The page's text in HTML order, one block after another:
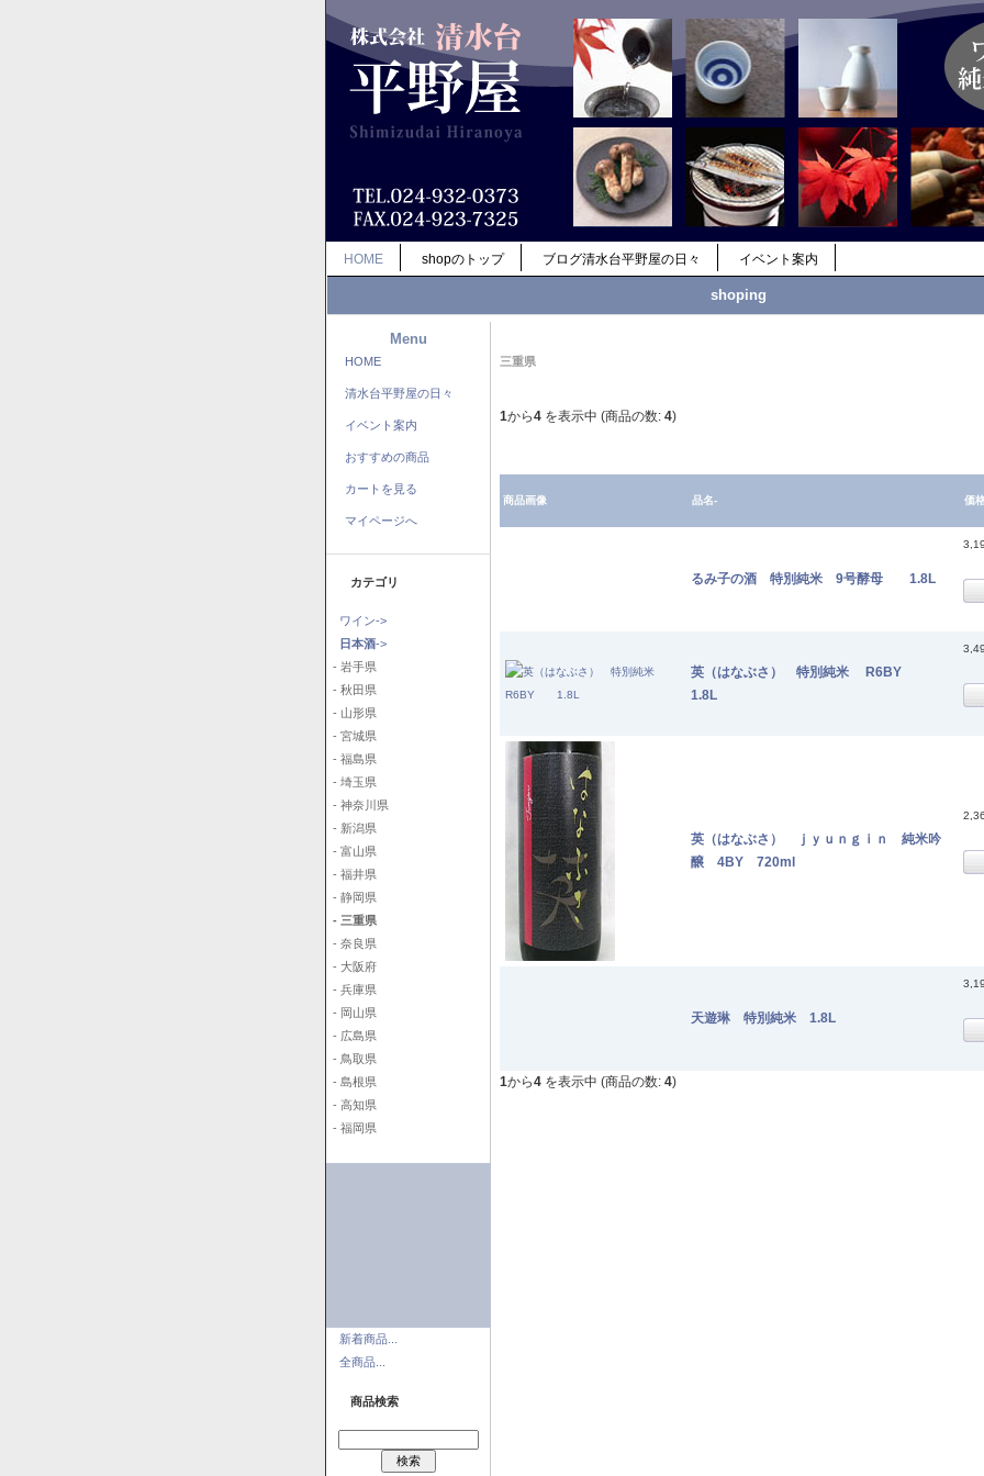
HOME shopのトップ ブログ清水台平野屋の日々 イベント案内
shoping
Menu
HOME
清水台平野屋の日々
イベント案内
おすすめの商品
カートを見る
マイページへ
カテゴリ
ワイン->
日本酒->
- 岩手県
- 秋田県
- 山形県
- 宮城県
- 福島県
- 埼玉県
- 神奈川県
- 新潟県
- 富山県
- 福井県
- 静岡県
- 三重県
- 奈良県
- 大阪府
- 兵庫県
- 岡山県
- 広島県
- 鳥取県
- 島根県
- 高知県
- 福岡県
新着商品...
全商品...
商品検索
三重県
1から4 を表示中 (商品の数: 4)
商品画像 品名- 価
るみ子の酒 特別純米 9号酵母 1.8L
英（はなぶさ） 特別純米 R6BY
1.8L
英（はなぶさ） ｊｙｕｎｇｉｎ 純米吟
醸 4BY 720ml
天遊琳 特別純米 1.8L
1から4 を表示中 (商品の数: 4)